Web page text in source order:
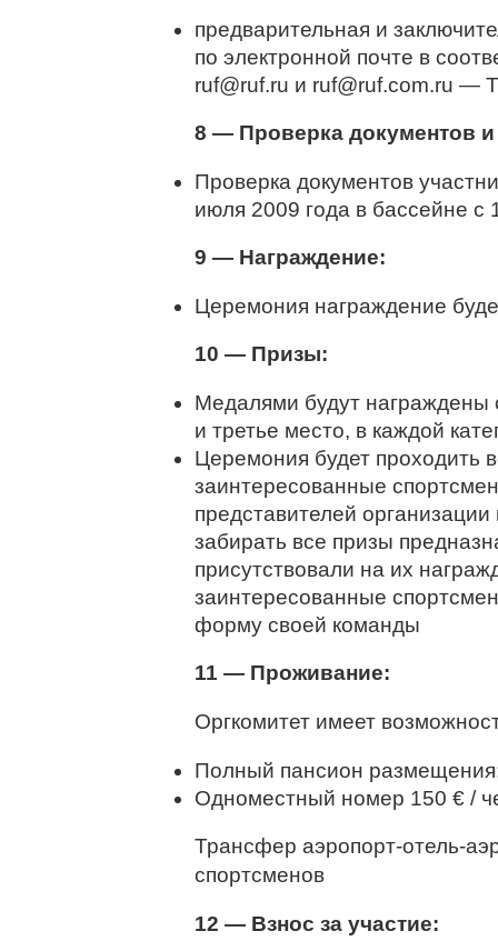
предварительная и
по электронной почте в
ruf@ruf.ru и ruf@ruf.com.ru —
8 — Проверка документов
Проверка документов
июля 2009 года в бассейне с
9 — Награждение:
Церемония награждение
10 — Призы:
Медалями будут награждены
и третье место, в каждой
Церемония будет проходить
заинтересованные
представителей
забирать все призы
присутствовали на их
заинтересованные
форму своей команды
11 — Проживание:
Оргкомитет имеет
Полный пансион
Одноместный номер 150 € /
Трансфер аэропорт-отель-
спортсменов
12 — Взнос за участие: